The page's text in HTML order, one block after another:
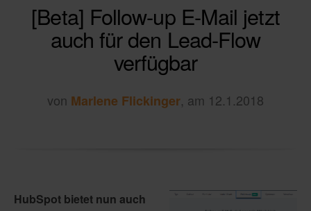
[Beta] Follow-up E-Mail jetzt
auch für den Lead-Flow
verfügbar
von Marlene Flickinger, am 12.1.2018
HubSpot bietet nun auch